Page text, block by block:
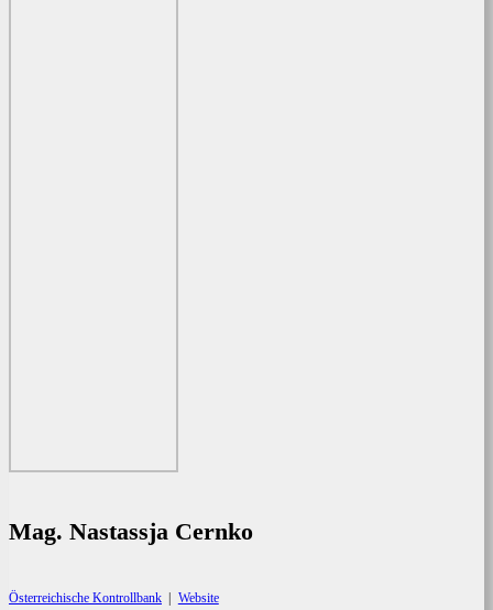
Mag. Nastassja Cernko
Österreichische Kontrollbank | Website